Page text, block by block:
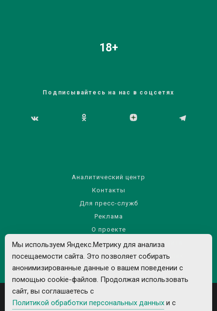
18+
Подписывайтесь на нас в соцсетях
Аналитический центр
Контакты
Для пресс-служб
Реклама
О проекте
Правила использования материалов сайта
Политика обработки персональных данных
Мы используем Яндекс.Метрику для анализа
посещаемости сайта. Это позволяет собирать
анонимизированные данные о вашем поведении с
помощью cookie-файлов. Продолжая использовать
сайт, вы соглашаетесь с
Политикой обработки персональных данных и с